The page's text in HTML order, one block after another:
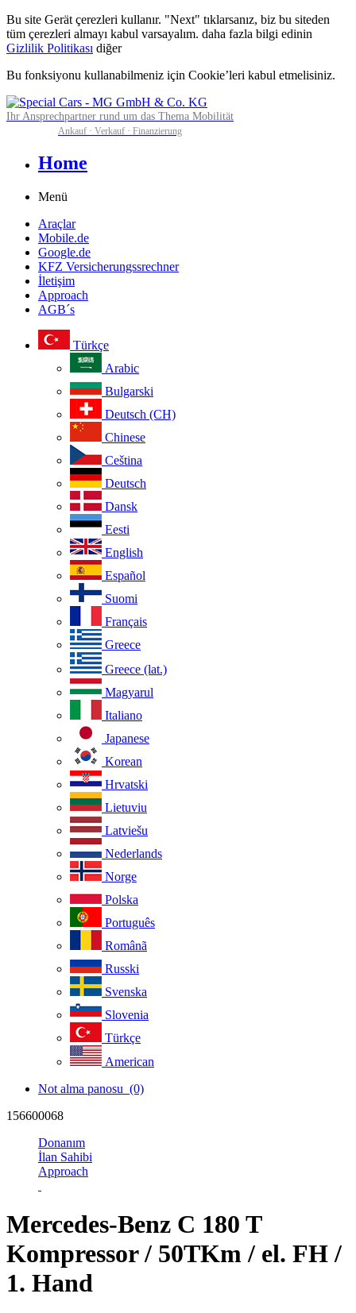
Bu site Gerät çerezleri kullanır. "Next" tıklarsanız, biz bu siteden
tüm çerezleri almayı kabul varsayalım. daha fazla bilgi edinin
Gizlilik Politikası diğer
Bu fonksiyonu kullanabilmeniz için Cookie’leri kabul etmelisiniz.
Ihr Ansprechpartner rund um das Thema Mobilität
Ankauf · Verkauf · Finanzierung
Home
Menü
Araçlar
Mobile.de
Google.de
KFZ Versicherungssrechner
İletişim
Approach
AGB´s
Türkçe
Arabic
Bulgarski
Deutsch (CH)
Chinese
Ceština
Deutsch
Dansk
Eesti
English
Español
Suomi
Français
Greece
Greece (lat.)
Magyarul
Italiano
Japanese
Korean
Hrvatski
Lietuviu
Latviešu
Nederlands
Norge
Polska
Português
Românã
Russki
Svenska
Slovenia
Türkçe
American
Not alma panosu (0)
156600068
Donanım
İlan Sahibi
Approach
Mercedes-Benz C 180 T
Kompressor / 50TKm / el. FH /
1. Hand